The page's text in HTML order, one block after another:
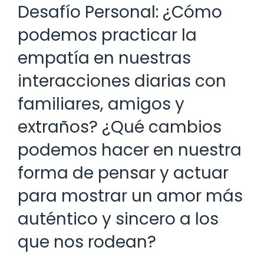
Desafío Personal: ¿Cómo
podemos practicar la
empatía en nuestras
interacciones diarias con
familiares, amigos y
extraños? ¿Qué cambios
podemos hacer en nuestra
forma de pensar y actuar
para mostrar un amor más
auténtico y sincero a los
que nos rodean?